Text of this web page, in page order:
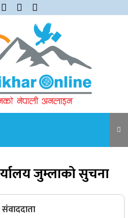
सुर्खेत र नेपालगञ्जतर्फ लैजाँदै गरिएको १८०
प्रहरीले नियन्त्रणमा
जुम्लाको सुचना